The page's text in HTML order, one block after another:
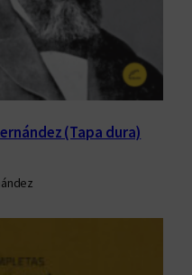
(Tapa dura)